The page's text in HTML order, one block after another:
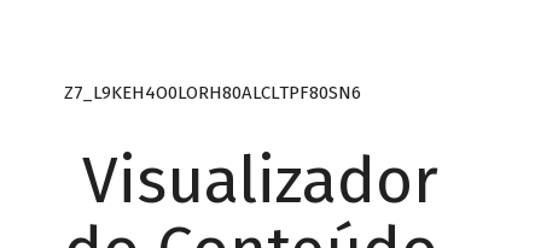
Z7_L9KEH4O0LORH80ALCLTPF80SN6
Visualizador